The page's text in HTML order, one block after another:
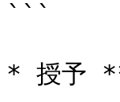
```
* 授予